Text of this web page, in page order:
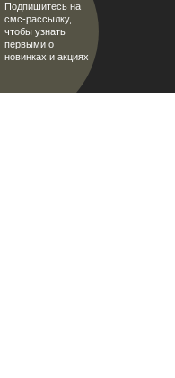
Подпишитесь на
смс-рассылку,
чтобы узнать
первыми о
новинках и акциях